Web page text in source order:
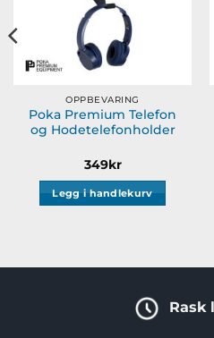
OPPBEVARING
Poka Premium Telefon
og Hodetelefonholder
349kr
Legg i handlekurv
Rask